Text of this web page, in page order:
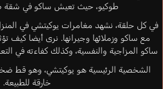
طوكيو، حيث تعيش ساكو في شقة
في كل حلقة، نشهد مغامرات يوكيتشي في
مع ساكو وزملائها وجيرانها. نرى أيضا كيف
ساكو المزاجية والنفسية، وكذلك كفاءته في
الشخصية الرئيسية هو يوكيتشي، وهو قط
خارقة للطبيعة.